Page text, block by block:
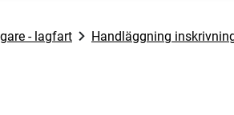
- lagfart
Handläggning